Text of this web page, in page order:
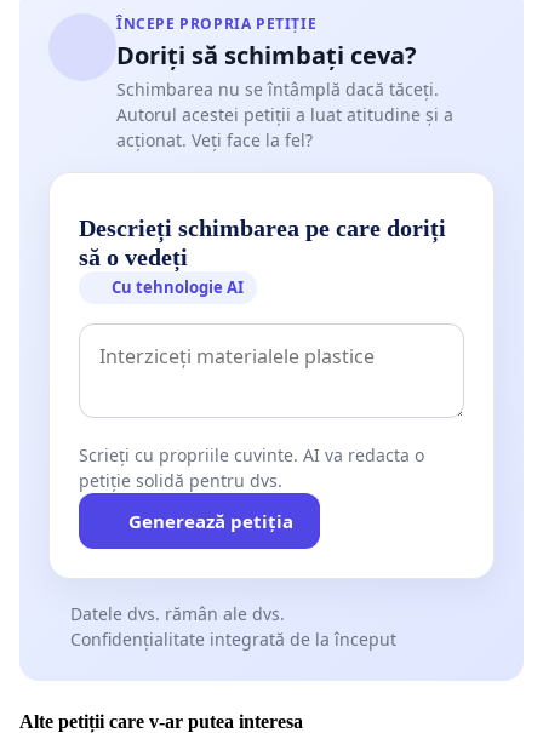
ÎNCEPE PROPRIA PETIȚIE
Doriți să schimbați ceva?
Schimbarea nu se întâmplă dacă tăceți.
Autorul acestei petiții a luat atitudine și a
acționat. Veți face la fel?
Descrieți schimbarea pe care doriți
să o vedeți
Cu tehnologie AI
Scrieți cu propriile cuvinte. AI va redacta o
petiție solidă pentru dvs.
Generează petiția
Datele dvs. rămân ale dvs.
Confidențialitate integrată de la început
Alte petiții care v-ar putea interesa